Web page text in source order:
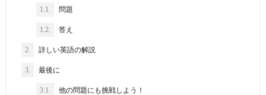
1.1. 問題
1.2. 答え
2. 詳しい英語の解説
3. 最後に
3.1. 他の問題にも挑戦しよう！